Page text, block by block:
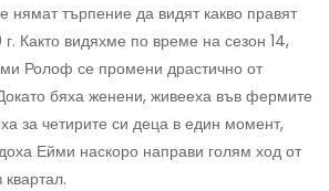
нямат търпение да видят какво правят
Както видяхме по време на сезон 14,
Ролоф се промени драстично от
бяха женени, живееха във фермите
за четирите си деца в един момент,
Ейми наскоро направи голям ход от